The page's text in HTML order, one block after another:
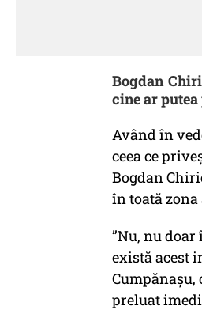
Bogdan
cine ar
Având în
ceea ce
Bogdan
în toată zona
”Nu, nu
există acest
preluat